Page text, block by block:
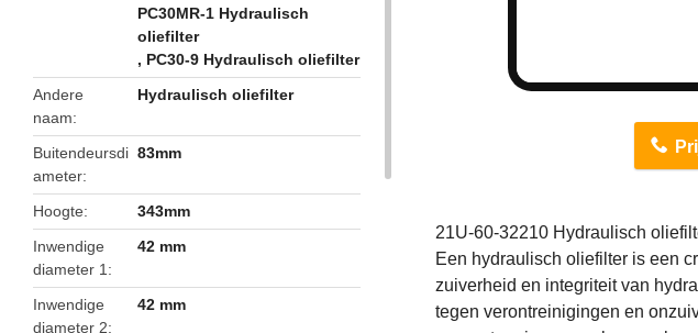
PC30MR-1 Hydraulisch
oliefilter
, PC30-9 Hydraulisch oliefilter
Andere
naam
Hydraulisch oliefilter
Buitendeursdi
ameter
83mm
Hoogte
343mm
Inwendige
diameter 1
42 mm
Inwendige
diameter 2
42 mm
21U-60-32210 Hydraulisch
Een hydraulisch oliefilter is een
zuiverheid en integriteit van
tegen verontreinigingen en